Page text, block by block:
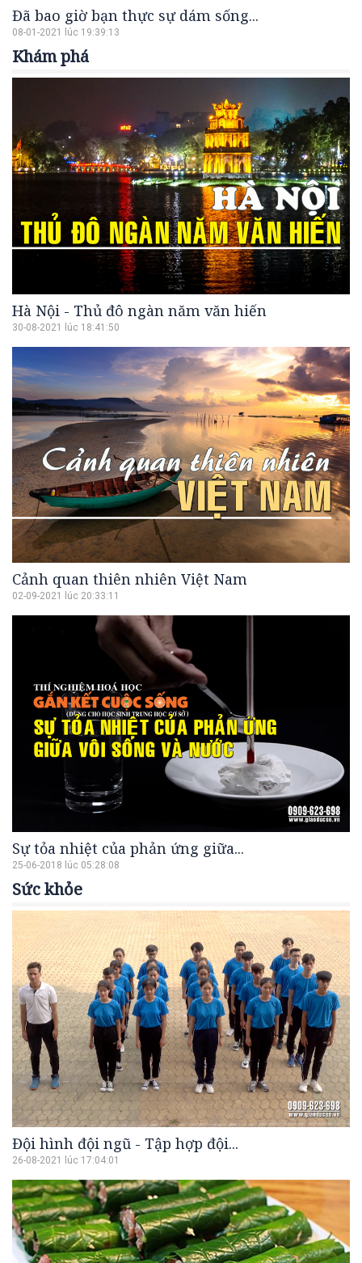
Đã bao giờ bạn thực sự dám sống...
08-01-2021 lúc 19:39:13
Khám phá
Hà Nội - Thủ đô ngàn năm văn hiến
30-08-2021 lúc 18:41:50
Cảnh quan thiên nhiên Việt Nam
02-09-2021 lúc 20:33:11
Sự tỏa nhiệt của phản ứng giữa...
25-06-2018 lúc 05:28:08
Sức khỏe
Đội hình đội ngũ - Tập hợp đội...
26-08-2021 lúc 17:04:01